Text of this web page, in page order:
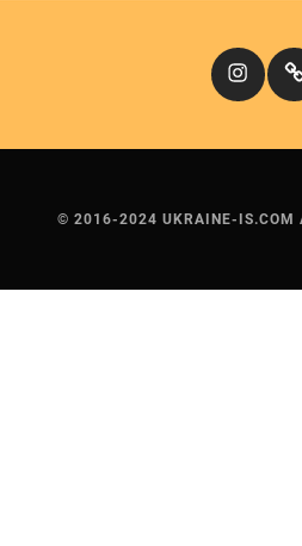
© 2016-2024 UKRAINE-IS.COM